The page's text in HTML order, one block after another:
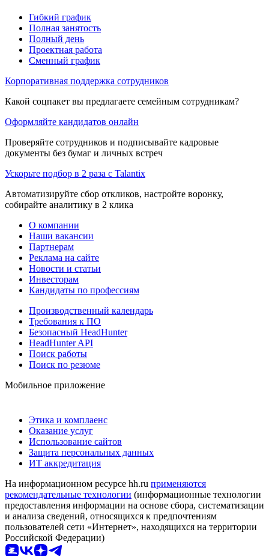
Гибкий график
Полная занятость
Полный день
Проектная работа
Сменный график
Корпоративная поддержка сотрудников
Какой соцпакет вы предлагаете семейным сотрудникам?
Оформляйте кандидатов онлайн
Проверяйте сотрудников и подписывайте кадровые
документы без бумаг и личных встреч
Ускорьте подбор в 2 раза с Talantix
Автоматизируйте сбор откликов, настройте воронку,
собирайте аналитику в 2 клика
О компании
Наши вакансии
Партнерам
Реклама на сайте
Новости и статьи
Инвесторам
Кандидаты по профессиям
Производственный календарь
Требования к ПО
Безопасный HeadHunter
HeadHunter API
Поиск работы
Поиск по резюме
Мобильное приложение
Этика и комплаенс
Оказание услуг
Использование сайтов
Защита персональных данных
ИТ аккредитация
На информационном ресурсе hh.ru применяются
рекомендательные технологии (информационные технологии
предоставления информации на основе сбора, систематизации
и анализа сведений, относящихся к предпочтениям
пользователей сети «Интернет», находящихся на территории
Российской Федерации)